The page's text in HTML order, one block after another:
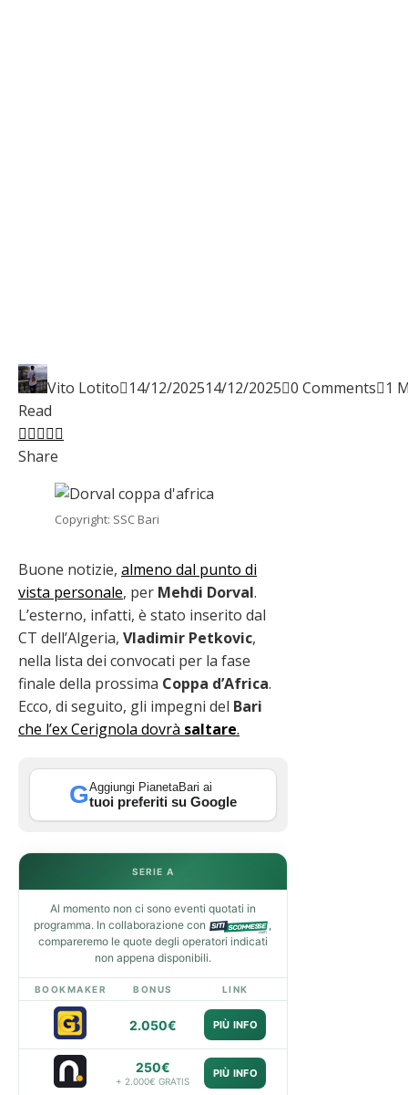
Vito Lotito 14/12/202514/12/2025 0 Comments 1
Read
Facebook
Twitter
LinkedIn
Pinterest
Stumbleupon
Share
Copyright: SSC Bari
Buone notizie, almeno dal punto di
vista personale, per Mehdi Dorval.
L’esterno, infatti, è stato inserito dal
CT dell’Algeria, Vladimir Petkovic,
nella lista dei convocati per la fase
finale della prossima Coppa d’Africa.
Ecco, di seguito, gli impegni del Bari
che l’ex Cerignola dovrà saltare.
GAggiungi PianetaBari ai
tuoi preferiti su Google
SERIE A
Al momento non ci sono eventi quotati in
programma. In collaborazione con
,
compareremo le quote degli operatori indicati
non appena disponibili.
BOOKMAKER BONUS LINK
2.050€ PIÙ INFO
250€
+ 2.000€ GRATIS
PIÙ INFO